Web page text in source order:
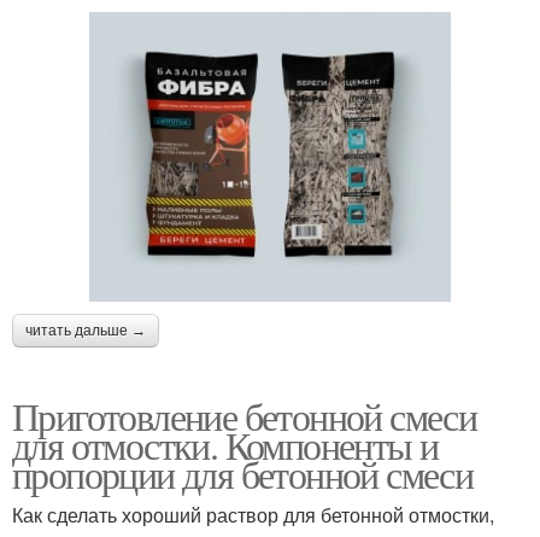
читать дальше →
Приготовление бетонной смеси
для отмостки. Компоненты и
пропорции для бетонной смеси
Как сделать хороший раствор для бетонной отмостки,